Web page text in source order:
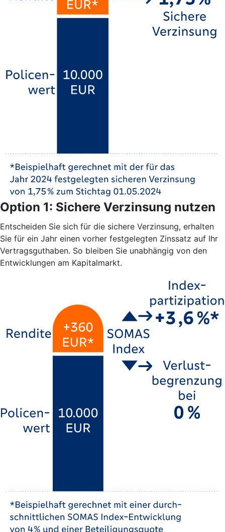
Option 1: Sichere Verzinsung nutzen
Entscheiden Sie sich für die sichere Verzinsung, erhalten
Sie für ein Jahr einen vorher festgelegten Zinssatz auf Ihr
Vertragsguthaben. So bleiben Sie unabhängig von den
Entwicklungen am Kapitalmarkt.